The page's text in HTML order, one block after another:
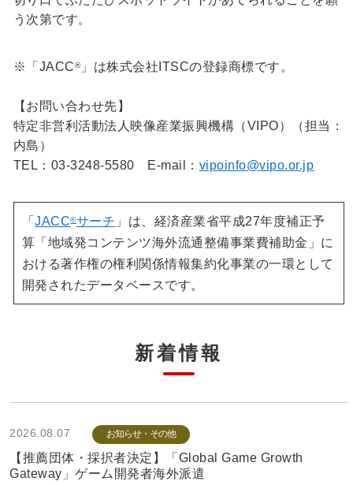
う次第です。
※「JACC®」は株式会社ITSCの登録商標です。
【お問い合わせ先】
特定非営利活動法人映像産業振興機構（VIPO）（担当：
内島）
TEL：03-3248-5580 E-mail： vipoinfo@vipo.or.jp
「JACC®サーチ 」は、経済産業省平成27年度補正予
算「地域発コンテンツ海外流通整備事業費補助金」に
おける著作権の権利関係情報集約化事業の一環として
開発されたデータベースです。
新着情報
2026.08.07 お知らせ・その他
【推薦団体・採択者決定】「Global Game Growth
Gateway」ゲーム開発者海外派遣